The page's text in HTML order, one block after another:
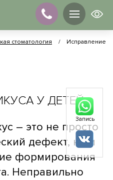
стоматология /
Исправление
У ДЕТЕЙ
– это не просто
дефект, но и
формирования
Неправильно
Запись